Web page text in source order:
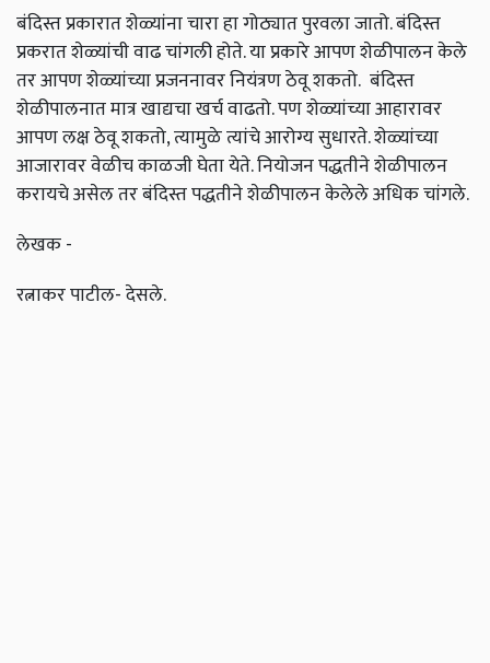
बंदिस्त प्रकारात शेळ्यांना चारा हा गोठ्यात पुरवला जातो. बंदिस्त
प्रकरात शेळ्यांची वाढ चांगली होते. या प्रकारे आपण शेळीपालन केले
तर आपण शेळ्यांच्या प्रजननावर नियंत्रण ठेवू शकतो. बंदिस्त
शेळीपालनात मात्र खाद्यचा खर्च वाढतो. पण शेळ्यांच्या आहारावर
आपण लक्ष ठेवू शकतो, त्यामुळे त्यांचे आरोग्य सुधारते. शेळ्यांच्या
आजारावर वेळीच काळजी घेता येते. नियोजन पद्धतीने शेळीपालन
करायचे असेल तर बंदिस्त पद्धतीने शेळीपालन केलेले अधिक चांगले.
लेखक -
रत्नाकर पाटील- देसले.